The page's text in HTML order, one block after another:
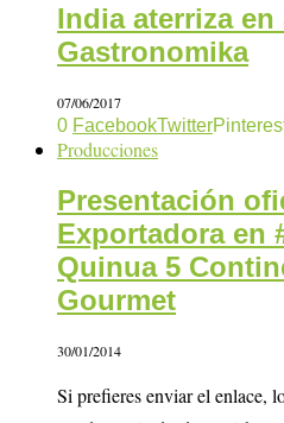
India aterriza en
Gastronomika
07/06/2017
0 FacebookTwitter
Producciones
Presentación
Exportadora en
Quinua 5
Gourmet
30/01/2014
Si prefieres enviar el enlace,